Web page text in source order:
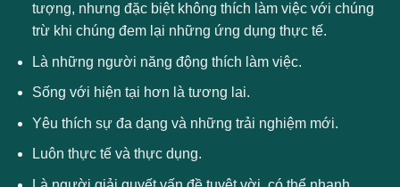
tượng, nhưng đặc biệt không thích làm việc với chúng
trừ khi chúng đem lại những ứng dụng thực tế.
Là những người năng động thích làm việc.
Sống với hiện tại hơn là tương lai.
Yêu thích sự đa dạng và những trải nghiệm mới.
Luôn thực tế và thực dụng.